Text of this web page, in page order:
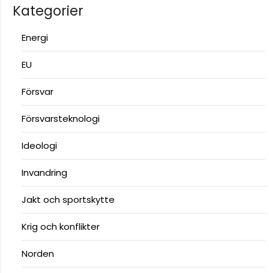
Kategorier
Energi
EU
Försvar
Försvarsteknologi
Ideologi
Invandring
Jakt och sportskytte
Krig och konflikter
Norden